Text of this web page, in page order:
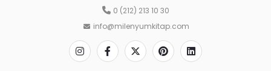
0 (212) 213 10 30
info@milenyumkitap.com